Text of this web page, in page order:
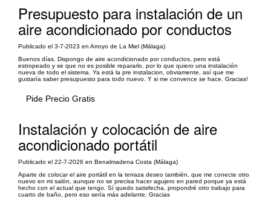
Presupuesto para instalación de un
aire acondicionado por conductos
Publicado el 3-7-2023 en Arroyo de La Miel (Málaga)
Buenos días. Dispongo de aire acondicionado por conductos, pero está
estropeado y se que no es posible repararlo, por lo que quiero una instalación
nueva de todo el sistema. Ya está la pre instalacion, obviamente, así que me
gustaría saber presupuesto para todo nuevo. Y si me convence se hace. Gracias!
Pide Precio Gratis
Instalación y colocación de aire
acondicionado portátil
Publicado el 22-7-2026 en Benalmadena Costa (Málaga)
Aparte de colocar el aire portátil en la terraza deseo también, que me conecte otro
nuevo en mi salón, aunque no se precisa hacer agujero en pared porque ya está
hecho con el actual que tengo. Sí quedo satisfecha, propondré otro trabajo para
cuarto de baño, pero eso sería más adelante. Gracias